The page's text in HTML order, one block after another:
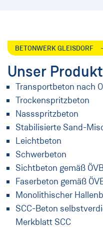
BETONWERK GLEISDORF
Unser
Transportbeton nach
Trockenspritzbeton
Nassspritzbeton
Stabilisierte Sand-
Leichtbeton
Schwerbeton
Sichtbeton gemäß
Faserbeton gemäß
Monolithischer
SCC-Beton
Merkblatt SCC